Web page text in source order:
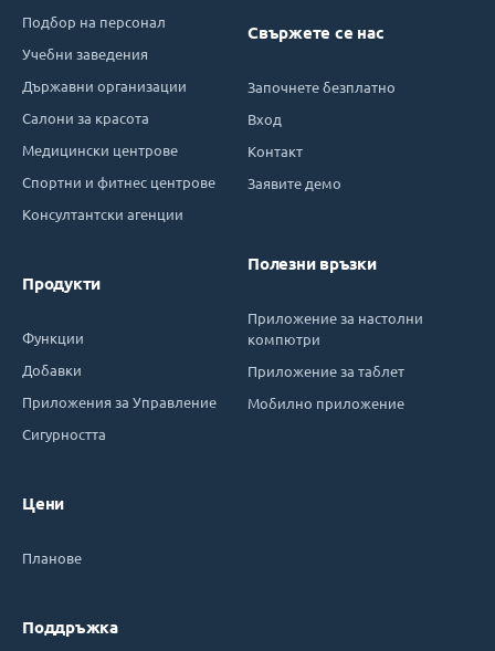
Подбор на персонал
Учебни заведения
Държавни организации
Салони за красота
Медицински центрове
Спортни и фитнес центрове
Консултантски агенции
Продукти
Функции
Добавки
Приложения за Управление
Сигурността
Цени
Планове
Поддръжка
Свържете се нас
Започнете безплатно
Вход
Контакт
Заявите демо
Полезни връзки
Приложение за настолни
компютри
Приложение за таблет
Мобилно приложение